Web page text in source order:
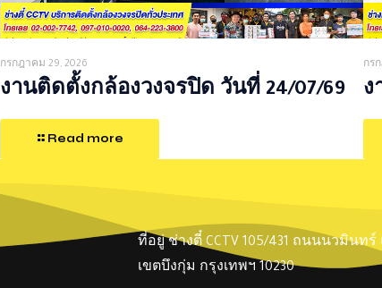
กรกฎาคม 29, 2026
งานติดตั้งกล้องวงจรปิด วันที่ 24/07/69
Read more
กร
ง
ที่อยู่ ช่างตี๋ CCTV 105/431 ถนนนวมินท
เขตบึงกุ่ม กรุงเทพฯ 10230